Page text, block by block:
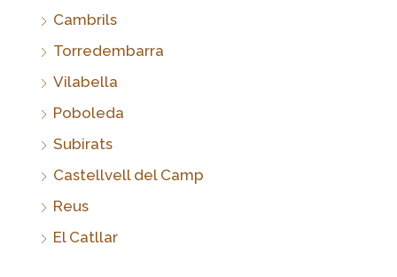
Cambrils
Torredembarra
Vilabella
Poboleda
Subirats
Castellvell del Camp
Reus
El Catllar